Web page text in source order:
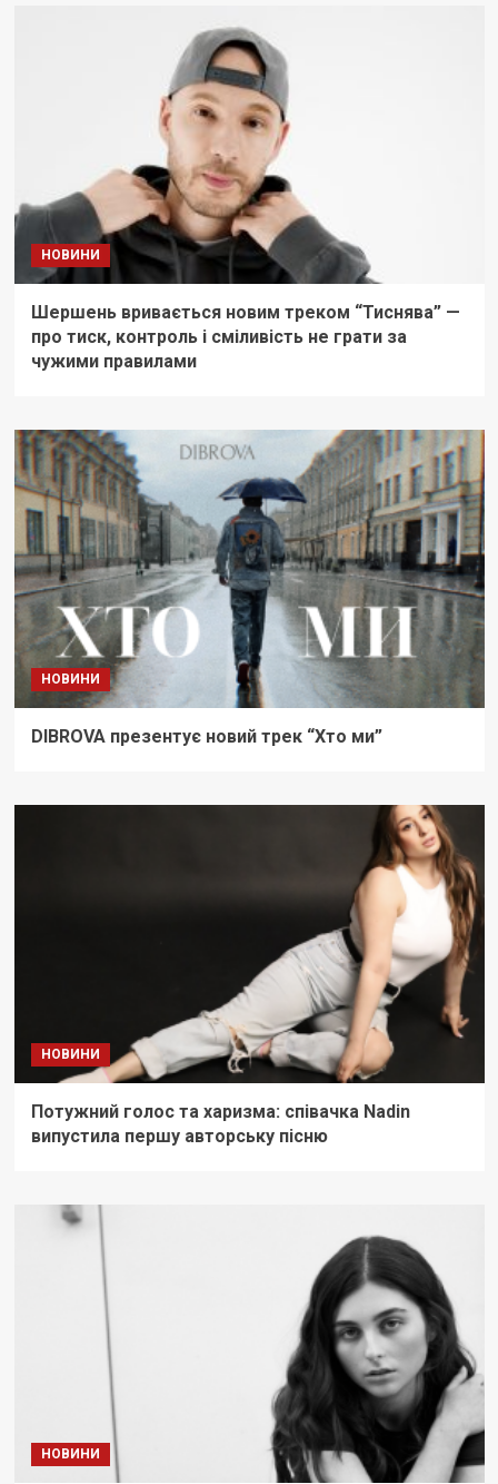
НОВИНИ
Шершень вривається новим треком “Тиснява” —
про тиск, контроль і сміливість не грати за
чужими правилами
НОВИНИ
DIBROVA презентує новий трек “Хто ми”
НОВИНИ
Потужний голос та харизма: співачка Nadin
випустила першу авторську пісню
НОВИНИ